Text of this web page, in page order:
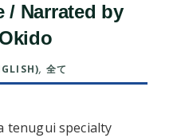
/ Narrated by
, 全て
tenugui specialty